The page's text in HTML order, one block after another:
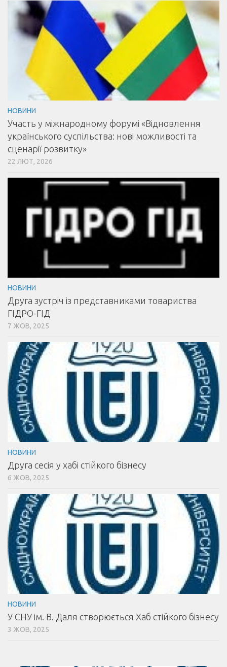
НОВИНИ
Участь у міжнародному форумі «Відновлення
українського суспільства: нові можливості та
сценарії розвитку»
22 ЛЮТ, 2026
НОВИНИ
Друга зустріч із представниками товариства
ГІДРО-ГІД
7 ЖОВ, 2025
НОВИНИ
Друга сесія у хабі стійкого бізнесу
6 ЖОВ, 2025
НОВИНИ
У СНУ ім. В. Даля створюється Хаб стійкого бізнесу
3 ЖОВ, 2025